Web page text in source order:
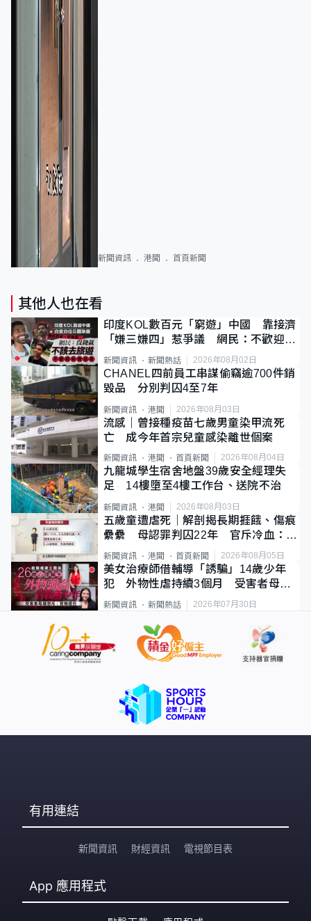
新聞資訊 港聞 首頁新聞
其他人也在看
印度KOL數百元「窮遊」中國 靠接濟
「嫌三嫌四」惹爭議 網民：不歡迎劣
質旅客
新聞資訊 新聞熱話 2026年08月02日
CHANEL四前員工串謀偷竊逾700件銷
毀品 分別判囚4至7年
新聞資訊 港聞 2026年08月03日
流感｜曾接種疫苗七歲男童染甲流死
亡 成今年首宗兒童感染離世個案
新聞資訊 港聞 首頁新聞 2026年08月04日
九龍城學生宿舍地盤39歲安全經理失
足 14樓墮至4樓工作台、送院不治
新聞資訊 港聞 2026年08月03日
五歲童遭虐死｜解剖揭長期捱餓、傷痕
纍纍 母認罪判囚22年 官斥冷血：同
類案最惡劣
新聞資訊 港聞 首頁新聞 2026年08月05日
美女治療師借輔導「誘騙」14歲少年
犯 外物性虐持續3個月 受害者母：
要保護其他人
新聞資訊 新聞熱話 2026年07月30日
有用連結
新聞資訊 財經資訊 電視節目表
App 應用程式